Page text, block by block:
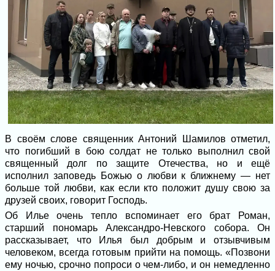
В своём слове священник Антоний Шамилов отметил,
что погибший в бою солдат не только выполнил свой
священный долг по защите Отечества, но и ещё
исполнил заповедь Божью о любви к ближнему — нет
больше той любви, как если кто положит душу свою за
друзей своих, говорит Господь.
Об Илье очень тепло вспоминает его брат Роман,
старший пономарь Александро-Невского собора. Он
рассказывает, что Илья был добрым и отзывчивым
человеком, всегда готовым прийти на помощь. «Позвони
ему ночью, срочно попроси о чем-либо, и он немедленно